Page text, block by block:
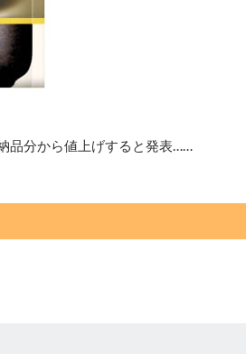
品分から値上げすると発表……